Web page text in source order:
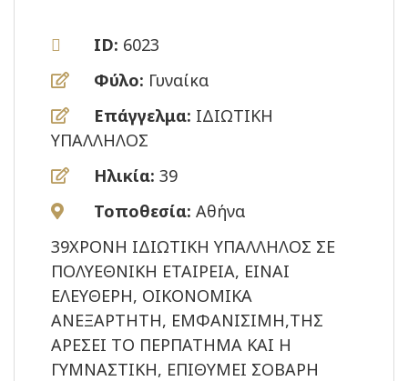
ID: 6023
Φύλο: Γυναίκα
Επάγγελμα: ΙΔΙΩΤΙΚΗ
ΥΠΑΛΛΗΛΟΣ
Ηλικία: 39
Τοποθεσία: Αθήνα
39ΧΡΟΝΗ ΙΔΙΩΤΙΚΗ ΥΠΑΛΛΗΛΟΣ ΣΕ
ΠΟΛΥΕΘΝΙΚΗ ΕΤΑΙΡΕΙΑ, ΕΙΝΑΙ
ΕΛΕΥΘΕΡΗ, ΟΙΚΟΝΟΜΙΚΑ
ΑΝΕΞΑΡΤΗΤΗ, ΕΜΦΑΝΙΣΙΜΗ,ΤΗΣ
ΑΡΕΣΕΙ ΤΟ ΠΕΡΠΑΤΗΜΑ ΚΑΙ Η
ΓΥΜΝΑΣΤΙΚΗ, ΕΠΙΘΥΜΕΙ ΣΟΒΑΡΗ